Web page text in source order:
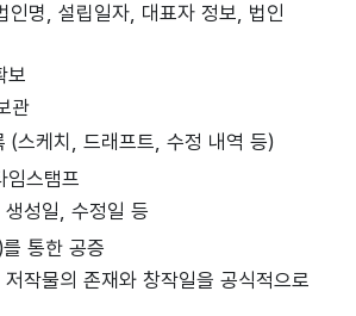
인명, 설립일자, 대표자 정보, 법인
보
관
(스케치, 드래프트, 수정 내역 등)
임스탬프
성일, 수정일 등
통한 공증
작물의 존재와 창작일을 공식적으로